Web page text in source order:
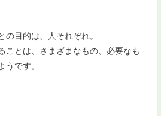
目的は、人それぞれ。
ことは、さまざまなもの、必要なも
うです。